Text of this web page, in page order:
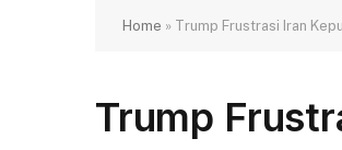
Home » Trump Frustrasi Iran
Trump